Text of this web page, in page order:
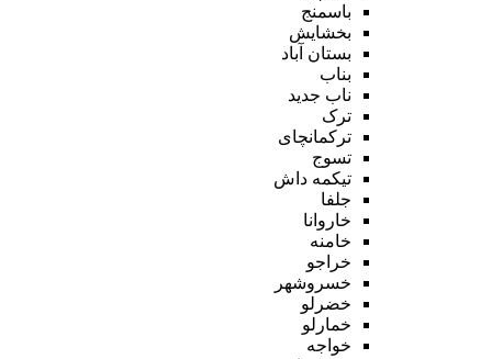
باسمنج
بخشایش
بستان آباد
بناب
ناب جدید
ترک
ترکمانچای
تسوج
تیکمه داش
جلفا
خاروانا
خامنه
خراجو
خسروشهر
خضرلو
خمارلو
خواجه